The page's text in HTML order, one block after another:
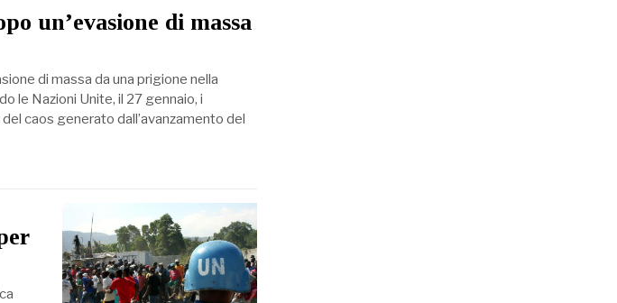
un’evasione di massa
di massa da una prigione nella
le Nazioni Unite, il 27 gennaio, i
caos generato dall’avanzamento del